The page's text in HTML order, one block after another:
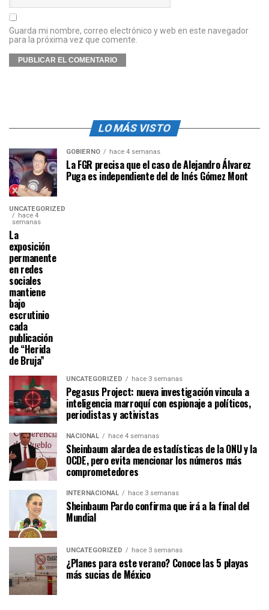
Guarda mi nombre, correo electrónico y web en este navegador
para la próxima vez que comente.
LO MÁS VISTO
GOBIERNO hace 4 semanas
La FGR precisa que el caso de Alejandro Álvarez
Puga es independiente del de Inés Gómez Mont
UNCATEGORIZED
hace 4
semanas
La
exposición
permanente
en redes
sociales
mantiene
bajo
escrutinio
cada
publicación
de “Herida
de Bruja”
UNCATEGORIZED hace 3 semanas
Pegasus Project: nueva investigación vincula a
inteligencia marroquí con espionaje a políticos,
periodistas y activistas
NACIONAL hace 4 semanas
Sheinbaum alardea de estadísticas de la ONU y la
OCDE, pero evita mencionar los números más
comprometedores
INTERNACIONAL hace 3 semanas
Sheinbaum Pardo confirma que irá a la final del
Mundial
UNCATEGORIZED hace 3 semanas
¿Planes para este verano? Conoce las 5 playas
más sucias de México